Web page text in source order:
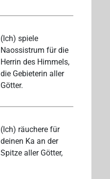
(Ich) spiele
Naossistrum für die
Herrin des Himmels,
die Gebieterin aller
Götter.
(Ich) räuchere für
deinen Ka an der
Spitze aller Götter,